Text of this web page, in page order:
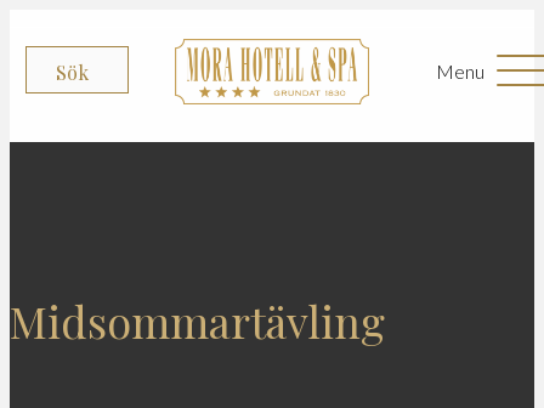
Sök Menu
Midsommartävling